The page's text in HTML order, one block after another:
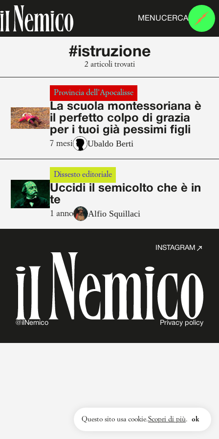
MENUCERCA
#istruzione
2 articoli trovati
Provincia dell'Apocalisse
La scuola montessoriana è
il perfetto colpo di grazia
per i tuoi già pessimi figli
7 mesi Ubaldo Berti
Dissesto editoriale
Uccidi il semicolto che è in
te
1 anno Alfio Squillaci
INSTAGRAM
@ilNemico Privacy policy
Questo sito usa cookie.Scopri di più. ok